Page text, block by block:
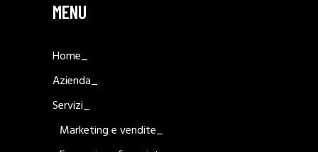
MENU
Home_
Azienda_
Servizi_
Marketing e vendite_